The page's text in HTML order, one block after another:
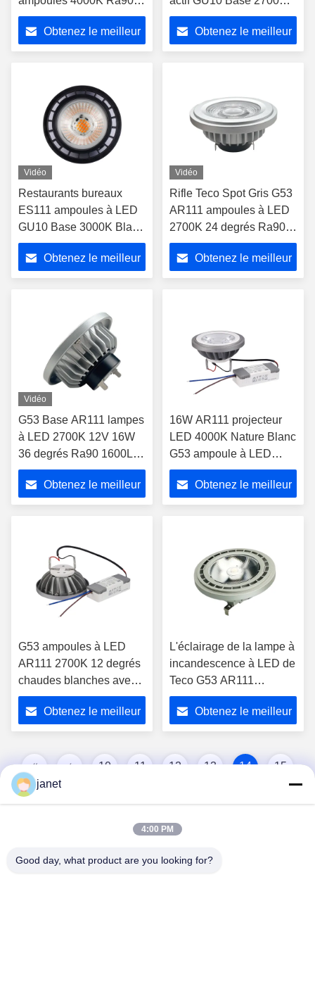
230v LED ampoules
projecteur Gu10 base
Obtenez le meilleur
40 degrés 25000h Durée
de vieObtenez le meilleur
Vidéo
Restaurants bureaux
ES111 ampoules à LED
GU10 Base 3000K Blanc
chaud 40 degrés 25000
heuresObtenez le meilleur
Vidéo
Rifle Teco Spot Gris G53
AR111 ampoules à LED
2700K 24 degrés Ra90
1400Lm très chaud blanc
Dimmable
Obtenez le meilleur
Vidéo
G53 Base AR111 lampes
à LED 2700K 12V 16W
36 degrés Ra90 1600Lm
ampoule à faible
luminosité
Obtenez le meilleur
16W AR111 projecteur
LED 4000K Nature Blanc
G53 ampoule à LED
atténuée pour les
restaurants
Obtenez le meilleur
G53 ampoules à LED
AR111 2700K 12 degrés
chaudes blanches avec
pilote externe
Obtenez le meilleur
L'éclairage de la lampe à
incandescence à LED de
Teco G53 AR111
Dimmable 12Watt 750lm
2700K LED AR111
ampoules
Obtenez le meilleur
10 11 12 13 14 15
janet
4:00 PM
Good day, what product are you looking for?